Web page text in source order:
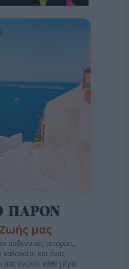
μας
αυθεντικές ιστορίες,
καλοκαίρι και ένας
μας ενώνει κάθε μέρα.